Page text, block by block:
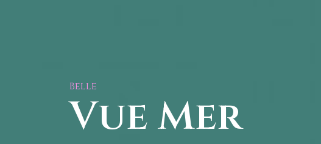
Belle
Vue Mer